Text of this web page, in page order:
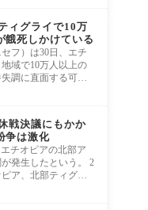
ィグライで10万
餓死しかけている
フ）は30日、エチ
域で10万人以上の
調に直面する可能
戦決議にもかか
争は激化
チオピアの北部ア
発生したという。 2
ア、北部ティグラ